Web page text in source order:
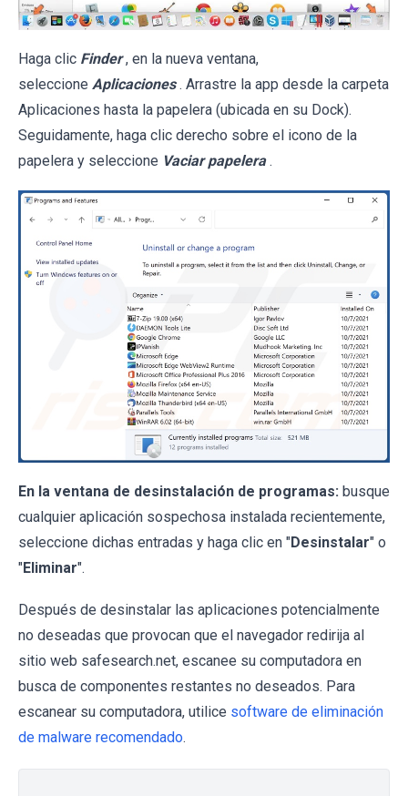
Haga clic Finder , en la nueva ventana,
seleccione Aplicaciones . Arrastre la app desde la carpeta
Aplicaciones hasta la papelera (ubicada en su Dock).
Seguidamente, haga clic derecho sobre el icono de la
papelera y seleccione Vaciar papelera .
En la ventana de desinstalación de programas: busque
cualquier aplicación sospechosa instalada recientemente,
seleccione dichas entradas y haga clic en "Desinstalar" o
"Eliminar".
Después de desinstalar las aplicaciones potencialmente
no deseadas que provocan que el navegador redirija al
sitio web safesearch.net, escanee su computadora en
busca de componentes restantes no deseados. Para
escanear su computadora, utilice software de eliminación
de malware recomendado.